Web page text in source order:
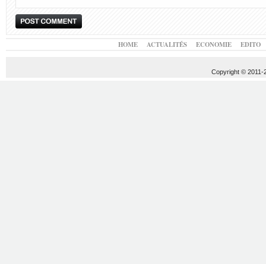
HOME ACTUALITÉS ECONOMIE EDITO
Copyright © 2011-